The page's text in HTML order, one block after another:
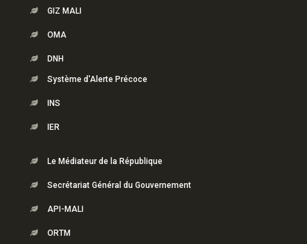
GIZ MALI
OMA
DNH
Système d'Alerte Précoce
INS
IER
Le Médiateur de la République
Secrétariat Général du Gouvernement
API-MALI
ORTM